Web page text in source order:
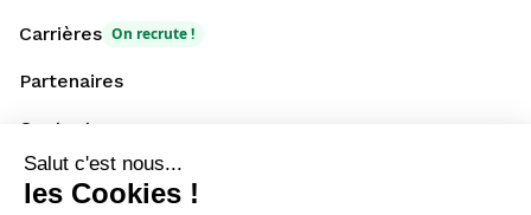
Carrières On recrute !
Partenaires
Contactez-nous
Espace Presse